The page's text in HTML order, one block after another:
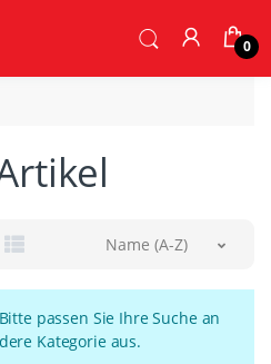
0
Name (A-Z)
passen Sie Ihre Suche an
Kategorie aus.